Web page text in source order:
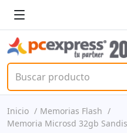
Inicio
Memorias Flash